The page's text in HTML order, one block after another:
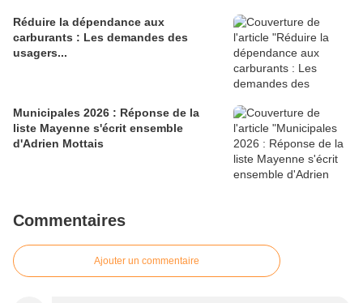
Réduire la dépendance aux
carburants : Les demandes des
usagers...
Municipales 2026 : Réponse de la
liste Mayenne s'écrit ensemble
d'Adrien Mottais
Commentaires
Ajouter un commentaire